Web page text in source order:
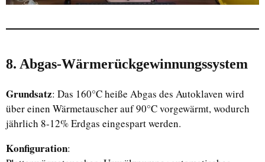
8. Abgas-Wärmerückgewinnungssystem
Grundsatz: Das 160°C heiße Abgas des Autoklaven wird
über einen Wärmetauscher auf 90°C vorgewärmt, wodurch
jährlich 8-12% Erdgas eingespart werden.
Konfiguration: